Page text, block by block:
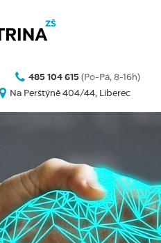
485 104 615 (Po-Pá, 8-16h)
Na Perštýně 404/44, Liberec